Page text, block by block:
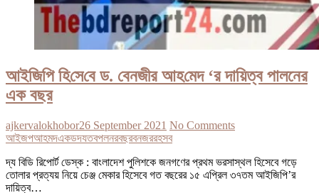
আই‌জি‌পি হি‌সে‌বে ড. বেনজীর আহ‌মেদ ‘র দায়িত্ব পালনের
এক বছর
ajkervalokhobor26 September 2021 No Comments
আইজপআহমদএকডদযতবপলনরবছরবনজররহসব
দ্য বিডি রিপোর্ট ডেস্ক : বাংলাদেশ পুলিশকে জনগণের প্রথম ভরসাস্থল হিসেবে গড়ে
তোলার প্রত্যয় নিয়ে চেঞ্জ মেকার হিসেবে গত বছরের ১৫ এ‌প্রিল ৩৭তম আইজিপি’র
দায়িত্ব…